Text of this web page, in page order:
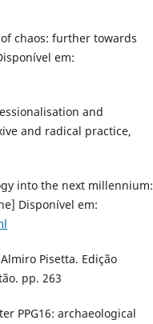
of chaos: further towards
em:
and
and radical practice,
into the next millennium:
Disponível em:
Pisetta. Edição
pp. 263
PPG16: archaeological